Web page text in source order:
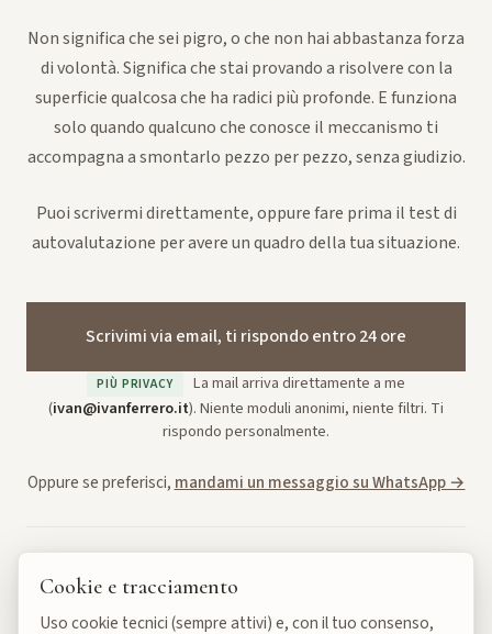
Non significa che sei pigro, o che non hai abbastanza forza
di volontà. Significa che stai provando a risolvere con la
superficie qualcosa che ha radici più profonde. E funziona
solo quando qualcuno che conosce il meccanismo ti
accompagna a smontarlo pezzo per pezzo, senza giudizio.
Puoi scrivermi direttamente, oppure fare prima il test di
autovalutazione per avere un quadro della tua situazione.
Scrivimi via email, ti rispondo entro 24 ore
PIÙ PRIVACY
La mail arriva direttamente a me
(ivan@ivanferrero.it). Niente moduli anonimi, niente filtri. Ti
rispondo personalmente.
Oppure se preferisci, mandami un messaggio su WhatsApp →
Preferisci capire prima? Fai il test (6 minuti) →
Cookie e tracciamento
Uso cookie tecnici (sempre attivi) e, con il tuo consenso,